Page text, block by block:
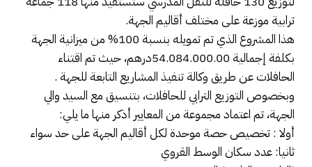
ترابية موزعة على مختلف أقاليم الجهة.
هذا المشروع الذي تم تمويله بنسبة 100% من ميزانية الجهة
بكلفة إجمالية 54.084.000.00درهم، حيث تم اقتناء
الحافلات عن طريق وكالة تنفيذ المشاريع التابعة للجهة .
وبخصوص التوزيع الترابي للحافلات، بتنسيق مع السيد والي
الجهة، تم اعتماد مجموعة من المعايير أذكر منها ما يلي:
أولا : تخصيص حصة موحدة لكل أقاليم الجهة على حد سواء
ثانيا: عدد سكان الوسط القروي